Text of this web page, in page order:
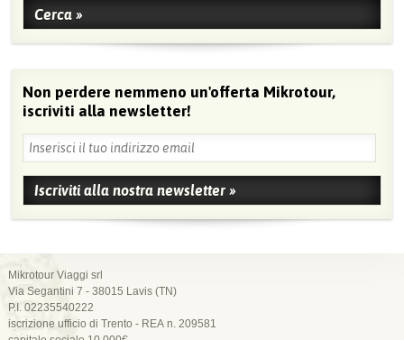
Non perdere nemmeno un'offerta Mikrotour,
iscriviti alla newsletter!
Mikrotour Viaggi srl
Via Segantini 7 - 38015 Lavis (TN)
P.I. 02235540222
iscrizione ufficio di Trento - REA n. 209581